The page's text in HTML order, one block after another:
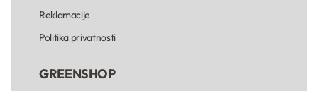
Reklamacije
Politika privatnosti
GREENSHOP